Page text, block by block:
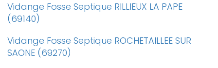
Vidange Fosse Septique RILLIEUX LA PAPE
(69140)
Vidange Fosse Septique ROCHETAILLEE SUR
SAONE (69270)